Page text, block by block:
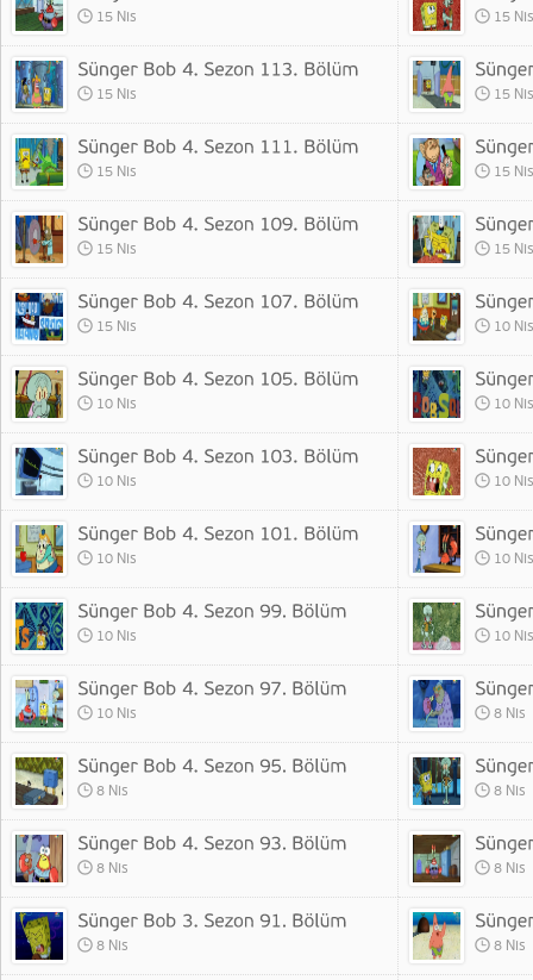
15 Nis 15 Nis
15 Nis 15 Nis
15 Nis 15 Nis
15 Nis 15 Nis
15 Nis 10 Nis
10 Nis 10 Nis
10 Nis 10 Nis
10 Nis 10 Nis
10 Nis 10 Nis
10 Nis 8 Nis
8 Nis 8 Nis
8 Nis 8 Nis
8 Nis 8 Nis